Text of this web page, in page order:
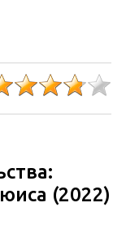
(2022)